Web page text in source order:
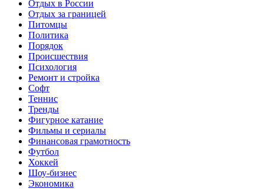
Отдых в России
Отдых за границей
Питомцы
Политика
Порядок
Происшествия
Психология
Ремонт и стройка
Софт
Теннис
Тренды
Фигурное катание
Фильмы и сериалы
Финансовая грамотность
Футбол
Хоккей
Шоу-бизнес
Экономика